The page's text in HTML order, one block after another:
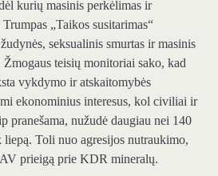
kurių masinis perkėlimas ir
„Taikos susitarimas“
seksualinis smurtas ir masinis
teisių monitoriai sako, kad
vykdymo ir atskaitomybės
ekonominius interesus, kol civiliai ir
pranešama, nužudė daugiau nei 140
Toli nuo agresijos nutraukimo,
prieigą prie KDR mineralų.